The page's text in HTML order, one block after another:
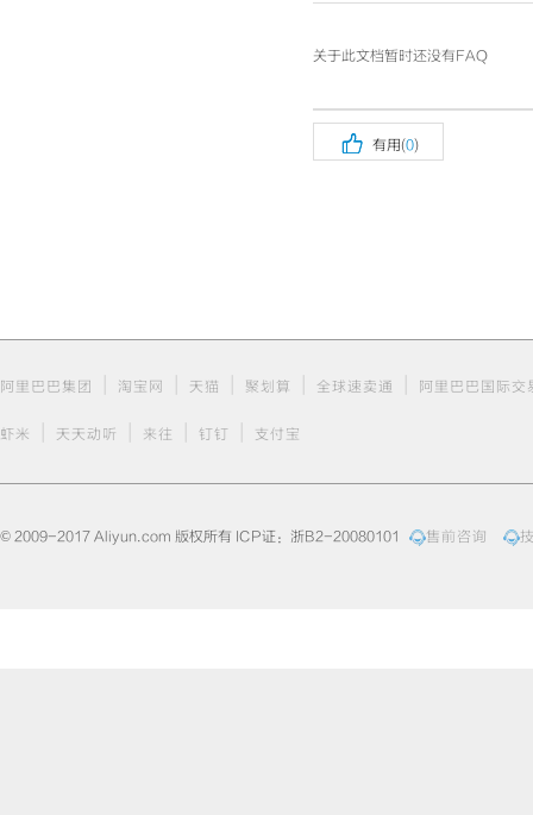
关于此文档暂时还没有FAQ
 有用(0)
阿里巴巴集团 淘宝网 天猫 聚划算 全球速卖通 阿里巴巴国际交
虾米 天天动听 来往 钉钉 支付宝
© 2009-2017 Aliyun.com 版权所有 ICP证：浙B2-20080101 售前咨询